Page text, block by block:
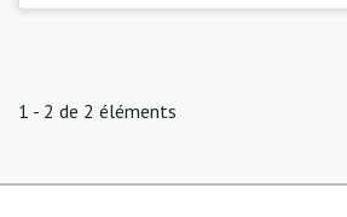
1 - 2 de 2 éléments